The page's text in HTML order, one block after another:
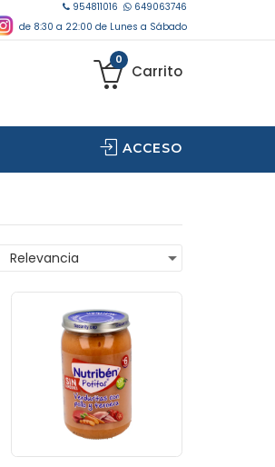
954811016
649063746
de 8:30 a 22:00 de Lunes a Sábado
0
Carrito
ACCESO